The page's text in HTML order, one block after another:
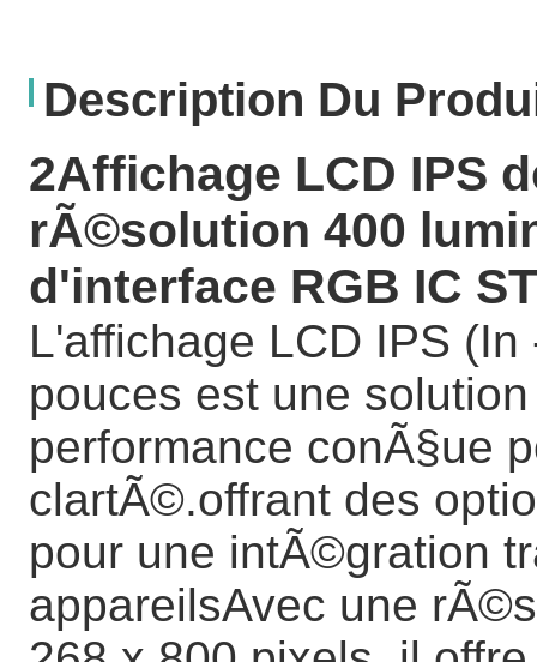
Description Du
2Affichage LCD IPS
rÃ©solution 400
d'interface RGB IC
L'affichage LCD IPS
pouces est une
performance conÃ§ue
clartÃ©.offrant des
pour une intÃ©gration
appareilsAvec une